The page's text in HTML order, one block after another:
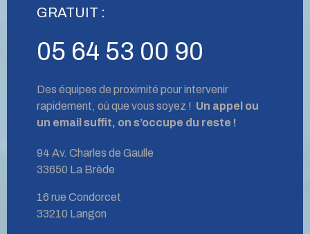
GRATUIT :
05 64 53 00 90
Des équipes de proximité pour intervenir
rapidement, où que vous soyez ! Un appel ou
un email suffit, on s’occupe du reste !
94 Av. Charles de Gaulle
33650 La Brède
16 rue Condorcet
33210 Langon